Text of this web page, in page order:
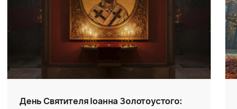
День Святителя Іоанна Золотоустого: